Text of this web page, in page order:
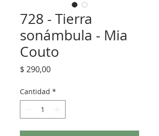
728 - Tierra
sonámbula - Mia
Couto
$ 290,00Precio
Cantidad *